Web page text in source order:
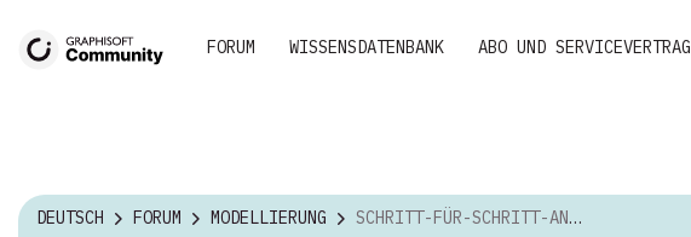
FORUM WISSENSDATENBANK ABO UND SERVICEVERTRAG
DEUTSCH FORUM MODELLIERUNG SCHRITT-FÜR-SCHRITT-ANLEITUNG